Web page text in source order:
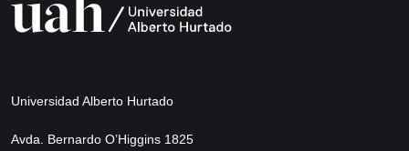
Universidad Alberto Hurtado
Avda. Bernardo O’Higgins 1825